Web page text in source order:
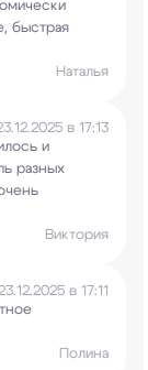
быстрая
Наталья
в 17:13
и
разных
Виктория
23.12.2025 в 17:11
Полина